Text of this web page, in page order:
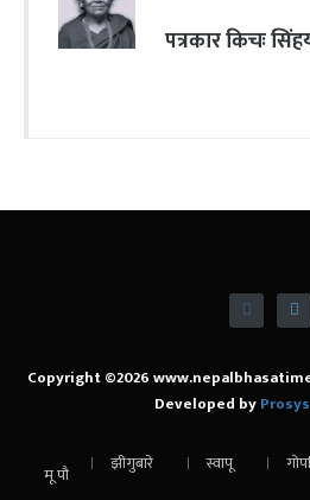
पत्रकार किचः
Copyright ©2026
Developed by
मू पौ झीगुबारे स्वापू